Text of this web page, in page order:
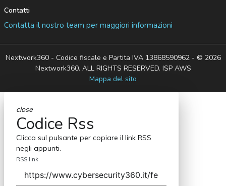
Contatti
Contatta il nostro team per maggiori informazioni
Nextwork360 - Codice fiscale e Partita IVA 13868590962 - © 2026
Nextwork360. ALL RIGHTS RESERVED. ISP AWS
Mappa del sito
close
Codice Rss
Clicca sul pulsante per copiare il link RSS
negli appunti.
RSS link